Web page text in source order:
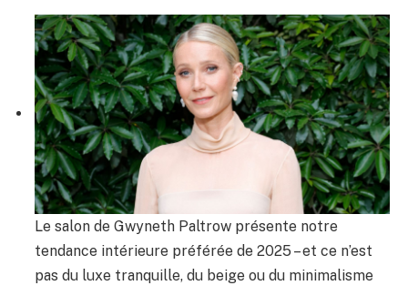
Le salon de Gwyneth Paltrow présente notre
tendance intérieure préférée de 2025 – et ce n’est
pas du luxe tranquille, du beige ou du minimalisme